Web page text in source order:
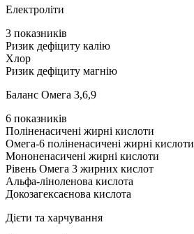
Електроліти
3 показників
Ризик дефіциту калію
Хлор
Ризик дефіциту магнію
Баланс Омега 3,6,9
6 показників
Поліненасичені жирні кислоти
Омега-6 поліненасичені жирні кислоти
Мононенасичені жирні кислоти
Рівень Омега 3 жирних кислот
Альфа-ліноленова кислота
Докозагексаєнова кислота
Дієти та харчування